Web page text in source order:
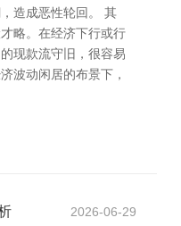
造成恶性轮回。 其
略。在经济下行或行
现款流守旧，很容易
波动闲居的布景下，
2026-06-29